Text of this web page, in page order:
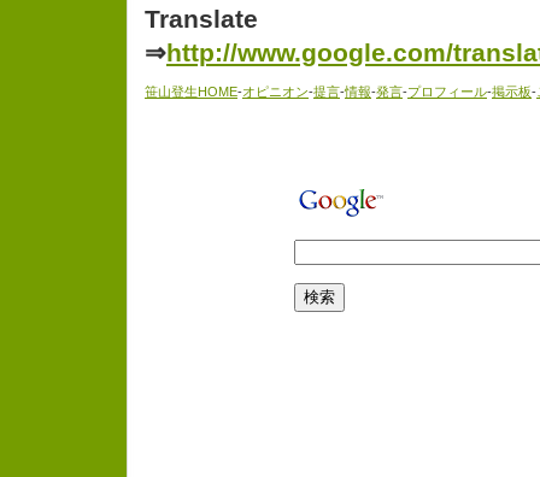
Translate
⇒http://www.google.com/
笹山登生HOME-オピニオン-提言-情報-発言-プロフィール-掲示板-